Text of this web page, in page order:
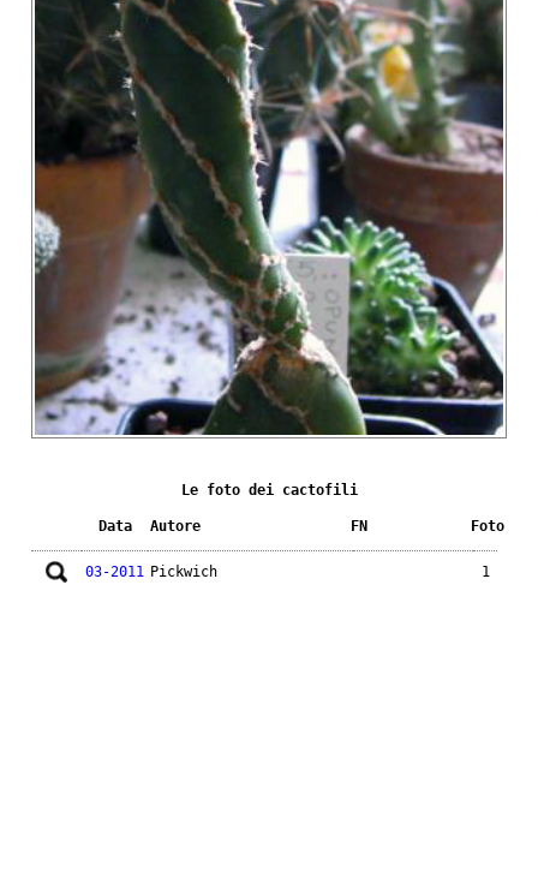
Le foto dei cactofili
Data Autore FN Foto
03-2011 Pickwich 1